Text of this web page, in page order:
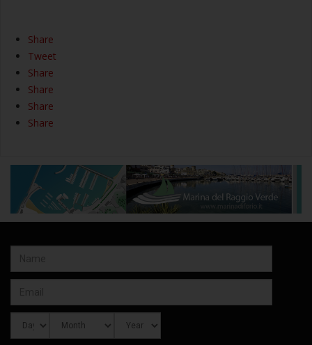
Share
Tweet
Share
Share
Share
Share